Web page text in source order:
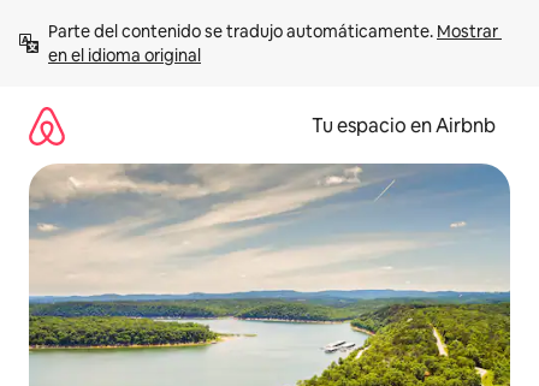
contenido
Parte del contenido se tradujo automáticamente. Mostrar
en el idioma original
Tu espacio en Airbnb